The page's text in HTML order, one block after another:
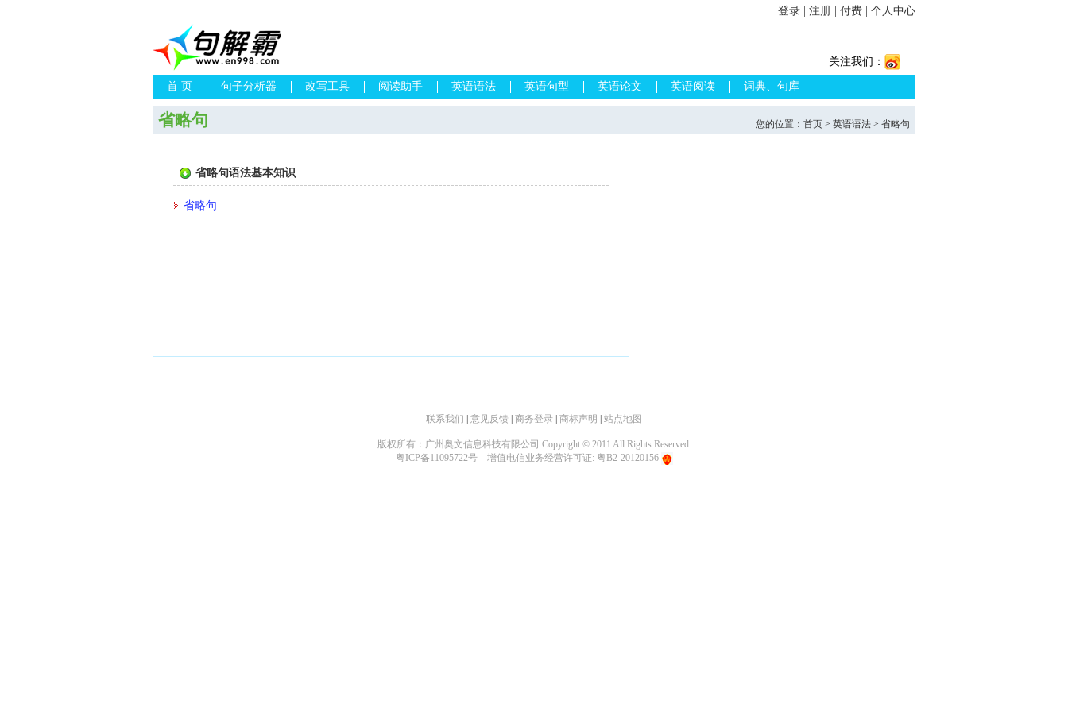
登录 注册 付费 个人中心
关注我们：
首 页 句子分析器 改写工具 阅读助手 英语语法 英语句型 英语论文 英语阅读 词典、句库
省略句 您的位置： 首页 > 英语语法 > 省略句
省略句语法基本知识
省略句
联系我们 意见反馈 商务登录 商标声明 站点地图
版权所有：广州奥文信息科技有限公司 Copyright © 2011 All Rights Reserved.
粤ICP备11095722号
增值电信业务经营许可证: 粤B2-20120156